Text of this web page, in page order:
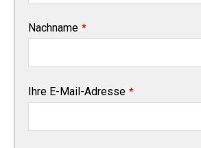
Nachname *
Ihre E-Mail-Adresse *